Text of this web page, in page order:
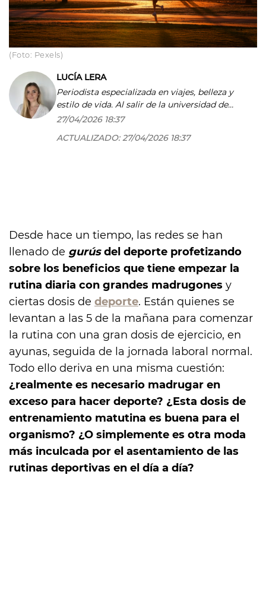
(Foto: Pexels)
LUCÍA LERA
Periodista especializada en viajes, belleza y
estilo de vida. Al salir de la universidad de
Periodismo decidí hacer de mi vocación algo
entonces he podido compartir mis historias en
27/04/2026 18:37
ACTUALIZADO:27/04/2026 18:37
Desde hace un tiempo, las redes se han
llenado de gurúsdel deporte profetizando
sobre los beneficios que tiene empezar la
rutina diaria con grandes madrugones y
ciertas dosis de deporte. Están quienes se
levantan a las 5 de la mañana para comenzar
la rutina con una gran dosis de ejercicio, en
ayunas, seguida de la jornada laboral normal.
Todo ello deriva en una misma cuestión:
¿realmente es necesario madrugar en
exceso para hacer deporte? ¿Esta dosis de
entrenamiento matutina es buena para el
organismo? ¿O simplemente es otra moda
más inculcada por el asentamiento de las
rutinas deportivas en el día a día?